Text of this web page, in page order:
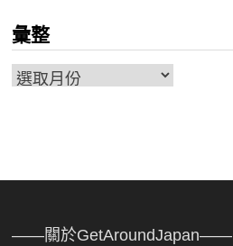
彙整
彙
——關於GetAroundJapan——